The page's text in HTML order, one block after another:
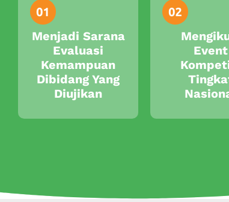
Menjadi Sarana
Evaluasi
Kemampuan
Dibidang Yang
Diujikan
Event